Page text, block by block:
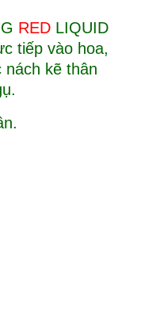
RED LIQUID
tiếp vào hoa,
nách kẽ thân